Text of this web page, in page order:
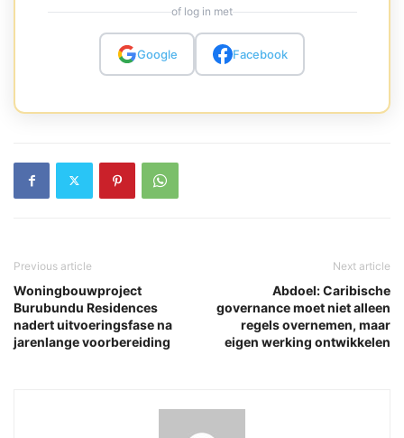
of log in met
Google Facebook
Previous article
Woningbouwproject
Burubundu Residences
nadert uitvoeringsfase na
jarenlange voorbereiding
Next article
Abdoel: Caribische
governance moet niet alleen
regels overnemen, maar
eigen werking ontwikkelen